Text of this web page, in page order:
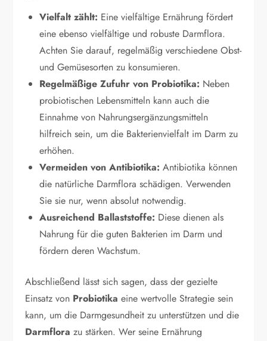
Vielfalt zählt: Eine vielfältige Ernährung fördert
eine ebenso vielfältige und robuste Darmflora.
Achten Sie darauf, regelmäßig verschiedene Obst-
und Gemüsesorten zu konsumieren.
Regelmäßige Zufuhr von Probiotika: Neben
probiotischen Lebensmitteln kann auch die
Einnahme von Nahrungsergänzungsmitteln
hilfreich sein, um die Bakterienvielfalt im Darm zu
erhöhen.
Vermeiden von Antibiotika: Antibiotika können
die natürliche Darmflora schädigen. Verwenden
Sie sie nur, wenn absolut notwendig.
Ausreichend Ballaststoffe: Diese dienen als
Nahrung für die guten Bakterien im Darm und
fördern deren Wachstum.
Abschließend lässt sich sagen, dass der gezielte
Einsatz von Probiotika eine wertvolle Strategie sein
kann, um die Darmgesundheit zu unterstützen und die
Darmflora zu stärken. Wer seine Ernährung